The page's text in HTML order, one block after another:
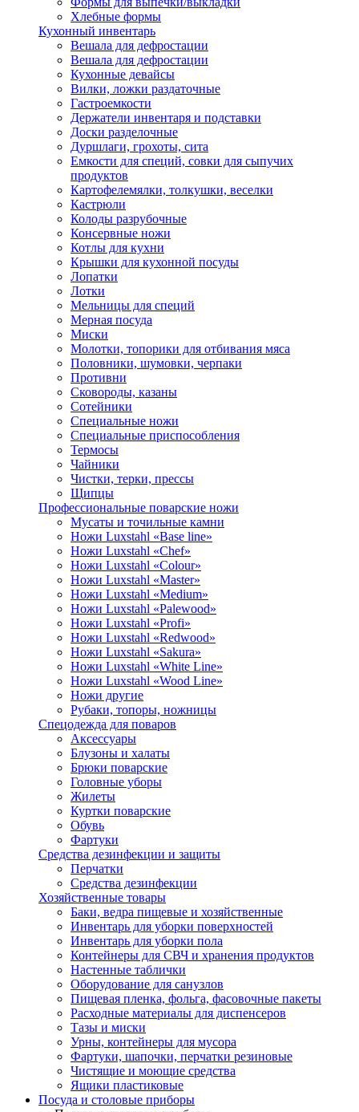
Хлебные формы
Кухонный инвентарь
Вешала для дефростации
Вешала для дефростации
Кухонные девайсы
Вилки, ложки раздаточные
Гастроемкости
Держатели инвентаря и подставки
Доски разделочные
Дуршлаги, грохоты, сита
Емкости для специй, совки для сыпучих
продуктов
Картофелемялки, толкушки, веселки
Кастрюли
Колоды разрубочные
Консервные ножи
Котлы для кухни
Крышки для кухонной посуды
Лопатки
Лотки
Мельницы для специй
Мерная посуда
Миски
Молотки, топорики для отбивания мяса
Половники, шумовки, черпаки
Противни
Сковороды, казаны
Сотейники
Специальные ножи
Специальные приспособления
Термосы
Чайники
Чистки, терки, прессы
Щипцы
Профессиональные поварские ножи
Мусаты и точильные камни
Ножи Luxstahl «Base line»
Ножи Luxstahl «Chef»
Ножи Luxstahl «Colour»
Ножи Luxstahl «Master»
Ножи Luxstahl «Medium»
Ножи Luxstahl «Palewood»
Ножи Luxstahl «Profi»
Ножи Luxstahl «Redwood»
Ножи Luxstahl «Sakura»
Ножи Luxstahl «White Line»
Ножи Luxstahl «Wood Line»
Ножи другие
Рубаки, топоры, ножницы
Спецодежда для поваров
Аксессуары
Блузоны и халаты
Брюки поварские
Головные уборы
Жилеты
Куртки поварские
Обувь
Фартуки
Средства дезинфекции и защиты
Перчатки
Средства дезинфекции
Хозяйственные товары
Баки, ведра пищевые и хозяйственные
Инвентарь для уборки поверхностей
Инвентарь для уборки пола
Контейнеры для СВЧ и хранения продуктов
Настенные таблички
Оборудование для санузлов
Пищевая пленка, фольга, фасовочные пакеты
Расходные материалы для диспенсеров
Тазы и миски
Урны, контейнеры для мусора
Фартуки, шапочки, перчатки резиновые
Чистящие и моющие средства
Ящики пластиковые
Посуда и столовые приборы